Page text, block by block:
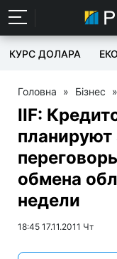
КУРС ДОЛАРА
Головна » Бізнес »
IIF:
обмена
недели
18:45 17.11.2011 Чт